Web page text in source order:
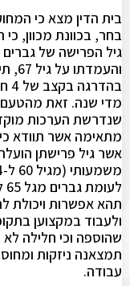
בית הדין מצא כי
בחר, בכוונת מכוון, כי
גיל הפרישה של גברים
והעמדתו
בהדרגה
מדי שנה. זאת מהטעם
שנדרשת הערכות
מתאימה אשר תוודא כי
אשר גיל פרישתן הועלה
תהא אפשרות ויכולת
ולעבוד במקצוען
שהוספה וכי חלילה לא
תמצאנה ניזקות
עבודה.